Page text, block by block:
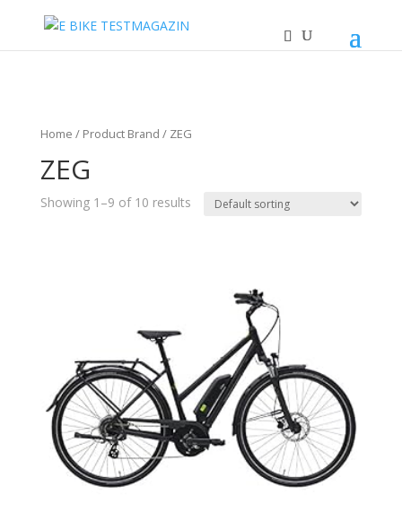
Home / Product Brand / ZEG
ZEG
Showing 1–9 of 10 results